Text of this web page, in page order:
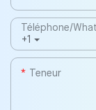
+1
Téléphone/
Teneur